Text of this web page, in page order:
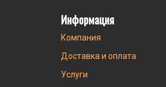
Информация
Компания
Доставка и оплата
Услуги